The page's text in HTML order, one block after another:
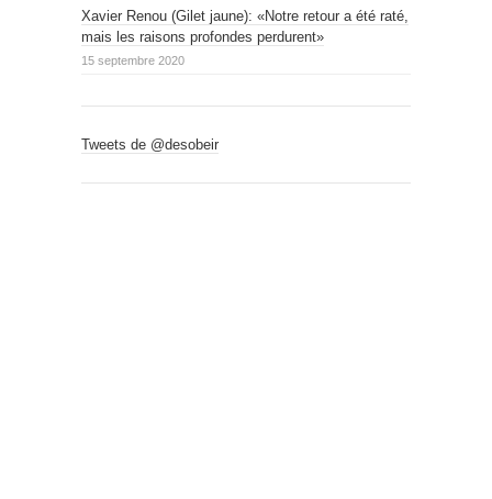
Xavier Renou (Gilet jaune): «Notre retour a été raté,
mais les raisons profondes perdurent»
15 septembre 2020
Tweets de @desobeir